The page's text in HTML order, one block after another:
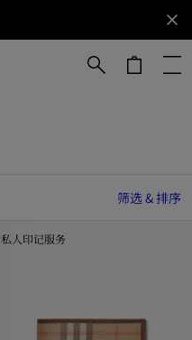
筛选 & 排序
私人印记服务